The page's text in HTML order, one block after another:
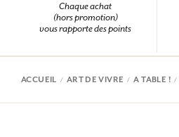
Chaque achat
(hors promotion)
vous rapporte des points
ACCUEIL ART DE VIVRE A TABLE !